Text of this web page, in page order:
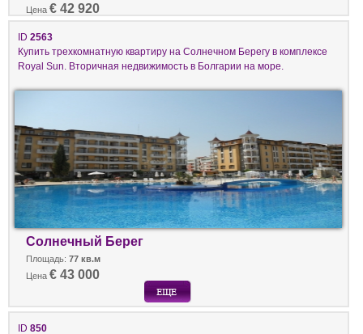
Цена € 42 920
ID 2563
Купить трехкомнатную квартиру на Солнечном Берегу в комплексе
Royal Sun. Вторичная недвижимость в Болгарии на море.
Солнечный Берег
Площадь: 77 кв.м
Цена € 43 000
ID 850